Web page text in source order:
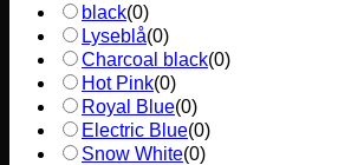
black(0)
Lyseblå(0)
Charcoal black(0)
Hot Pink(0)
Royal Blue(0)
Electric Blue(0)
Snow White(0)